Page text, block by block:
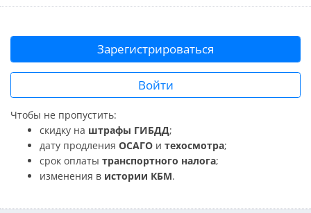
Зарегистрироваться
Войти
Чтобы не пропустить:
скидку на штрафы ГИБДД;
дату продления ОСАГО и техосмотра;
срок оплаты транспортного налога;
изменения в истории КБМ.